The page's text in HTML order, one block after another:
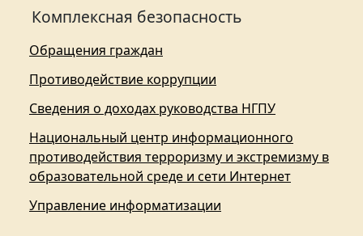
Комплексная безопасность
Обращения граждан
Противодействие коррупции
Сведения о доходах руководства НГПУ
Национальный центр информационного
противодействия терроризму и экстремизму в
образовательной среде и сети Интернет
Управление информатизации